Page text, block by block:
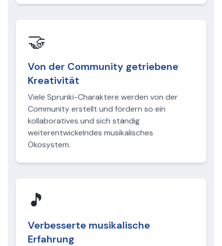
🤝
Von der Community getriebene
Kreativität
Viele Sprunki-Charaktere werden von der
Community erstellt und fördern so ein
kollaboratives und sich ständig
weiterentwickelndes musikalisches
Ökosystem.
🎵
Verbesserte musikalische
Erfahrung